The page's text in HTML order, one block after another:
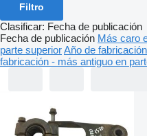
Filtro
Clasificar: Fecha de publicación
Fecha de publicación Más caro
parte superiorAño de
fabricación - más antiguo en